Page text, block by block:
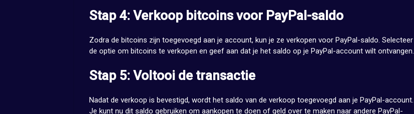
Stap 4: Verkoop bitcoins voor PayPal-saldo
Zodra de bitcoins zijn toegevoegd aan je account, kun je ze verkopen voor PayPal-saldo. Selecteer
de optie om bitcoins te verkopen en geef aan dat je het saldo op je PayPal-account wilt ontvangen.
Stap 5: Voltooi de transactie
Nadat de verkoop is bevestigd, wordt het saldo van de verkoop toegevoegd aan je PayPal-account.
Je kunt nu dit saldo gebruiken om aankopen te doen of geld over te maken naar andere PayPal-